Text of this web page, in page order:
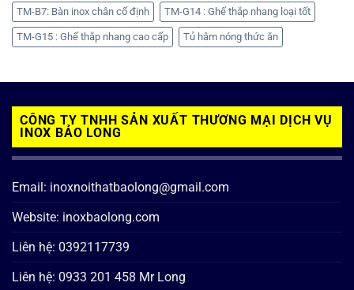
TM-B7: Bàn inox chân cố định TM-G14 : Ghế thắp nhang loại tốt
TM-G15 : Ghế thắp nhang cao cấp Tủ hâm nóng thức ăn
CÔNG TY TNHH SẢN XUẤT THƯƠNG MẠI DỊCH VỤ
INOX BẢO LONG
Email: inoxnoithatbaolong@gmail.com
Website: inoxbaolong.com
Liên hệ: 0392117739
Liên hệ: 0933 201 458 Mr Long